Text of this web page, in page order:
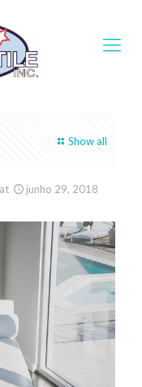
Show all
at junho 29, 2018